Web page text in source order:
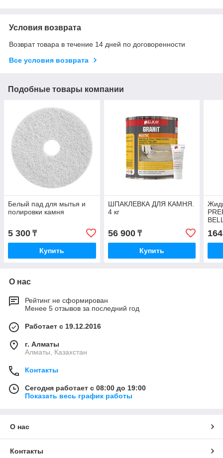
Условия возврата
Возврат товара в течение 14 дней по договоренности
Все условия возврата
Подобные товары компании
Белый пад для мытья и
полировки камня
5 300 ₸
Купить
ШПАКЛЕВКА ДЛЯ КАМНЯ.
4 кг
56 900₸
Купить
О нас
Рейтинг не сформирован
Менее 5 отзывов за последний год
Работает с 19.12.2016
г. Алматы
Алматы, Казахстан
Контакты
Сегодня работает с 08:00 до 19:00
Показать весь график работы
О нас
Контакты